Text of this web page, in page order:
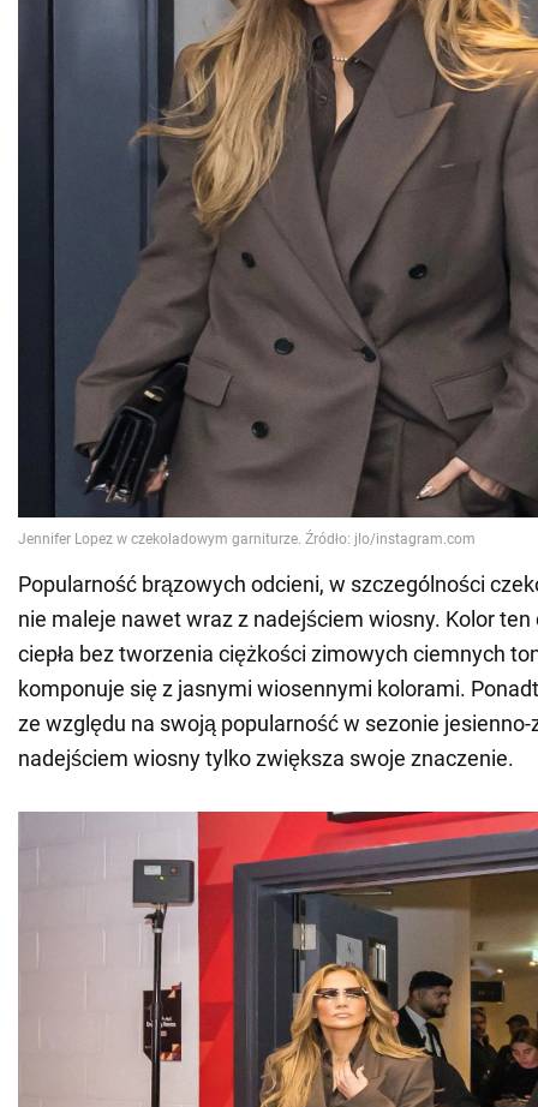
Popularność brązowych odcieni, w szczególności
nie maleje nawet wraz z nadejściem wiosny. Kolor ten
ciepła bez tworzenia ciężkości zimowych ciemnych
komponuje się z jasnymi wiosennymi kolorami.
ze względu na swoją popularność w sezonie
nadejściem wiosny tylko zwiększa swoje znaczenie.